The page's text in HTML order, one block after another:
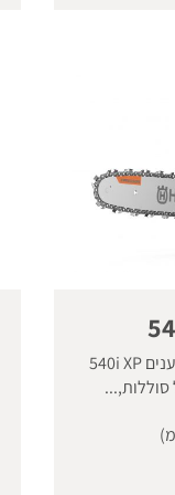
משור עצמתי מופעל סוללות למקצוענים 540i XP